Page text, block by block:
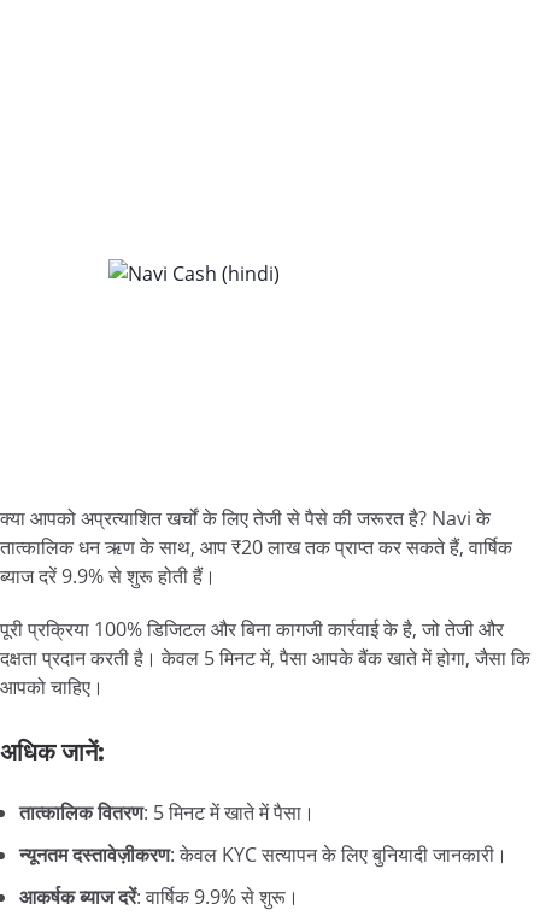
क्या आपको अप्रत्याशित खर्चों के लिए तेजी से पैसे की जरूरत है? Navi के
तात्कालिक धन ऋण के साथ, आप ₹20 लाख तक प्राप्त कर सकते हैं, वार्षिक
ब्याज दरें 9.9% से शुरू होती हैं।
पूरी प्रक्रिया 100% डिजिटल और बिना कागजी कार्रवाई के है, जो तेजी और
दक्षता प्रदान करती है। केवल 5 मिनट में, पैसा आपके बैंक खाते में होगा, जैसा कि
आपको चाहिए।
अधिकजानें:
तात्कालिकवितरण: 5 मिनट में खाते में पैसा।
न्यूनतमदस्तावेज़ीकरण: केवल KYC सत्यापन के लिए बुनियादी जानकारी।
आकर्षकब्याजदरें: वार्षिक 9.9% से शुरू।